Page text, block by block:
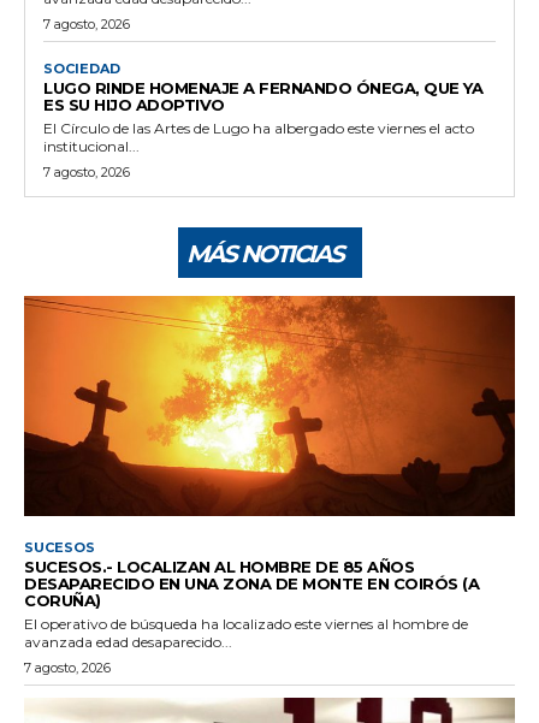
7 agosto, 2026
SOCIEDAD
LUGO RINDE HOMENAJE A FERNANDO ÓNEGA, QUE YA
ES SU HIJO ADOPTIVO
El Círculo de las Artes de Lugo ha albergado este viernes el acto
institucional...
7 agosto, 2026
MÁS NOTICIAS
SUCESOS
SUCESOS.- LOCALIZAN AL HOMBRE DE 85 AÑOS
DESAPARECIDO EN UNA ZONA DE MONTE EN COIRÓS (A
CORUÑA)
El operativo de búsqueda ha localizado este viernes al hombre de
avanzada edad desaparecido...
7 agosto, 2026